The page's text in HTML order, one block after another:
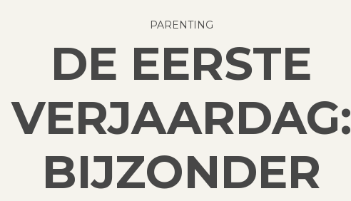
PARENTING
DE EERSTE
VERJAARDAG:
BIJZONDER